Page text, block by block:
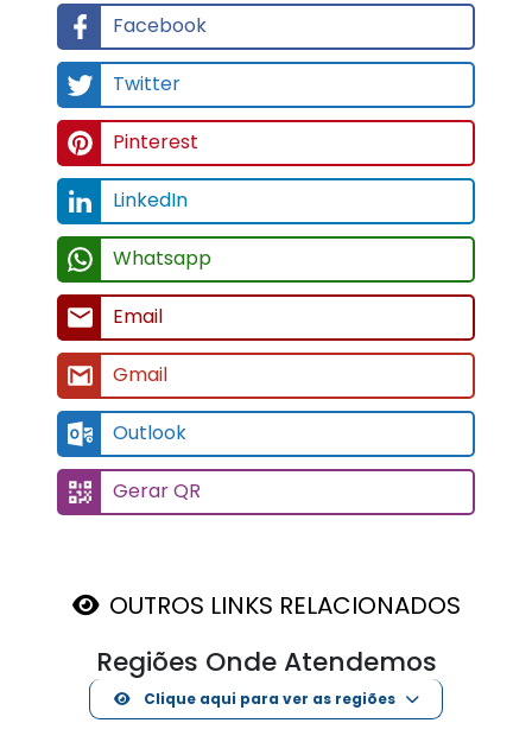
Facebook
Twitter
Pinterest
LinkedIn
Whatsapp
Email
Gmail
Outlook
Gerar QR
OUTROS LINKS RELACIONADOS
Regiões Onde Atendemos
Clique aqui para ver as regiões